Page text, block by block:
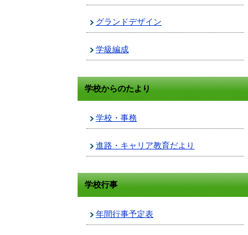
グランドデザイン
学級編成
学校からのたより
学校・事務
進路・キャリア教育だより
学校行事
年間行事予定表